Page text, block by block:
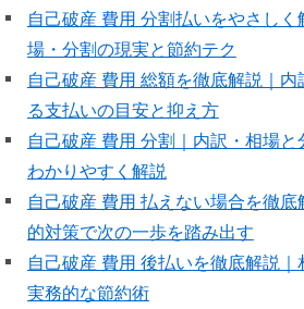
自己破産 費用 分割払いをやさし
場・分割の現実と節約テク
自己破産 費用 総額を徹底解説｜
る支払いの目安と抑え方
自己破産 費用 分割｜内訳・相場
わかりやすく解説
自己破産 費用 払えない場合を徹
的対策で次の一歩を踏み出す
自己破産 費用 後払いを徹底解説｜
実務的な節約術